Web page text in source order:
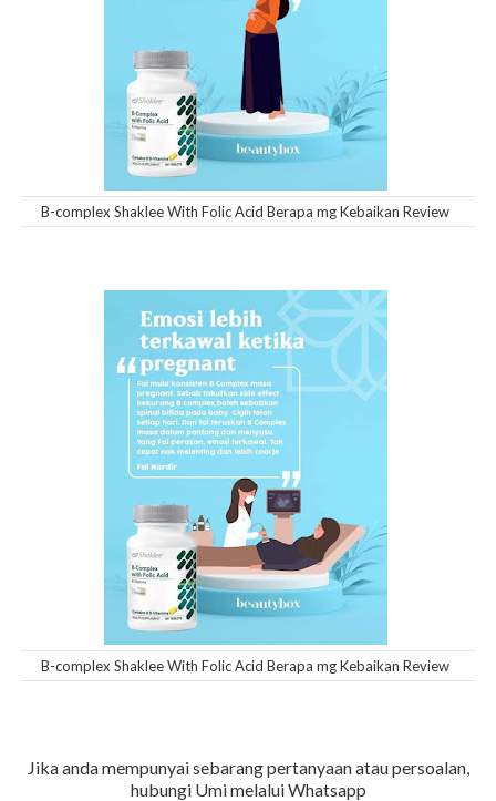
B-complex Shaklee With Folic Acid Berapa mg Kebaikan Review
B-complex Shaklee With Folic Acid Berapa mg Kebaikan Review
Jika anda mempunyai sebarang pertanyaan atau persoalan,
hubungi Umi melalui Whatsapp